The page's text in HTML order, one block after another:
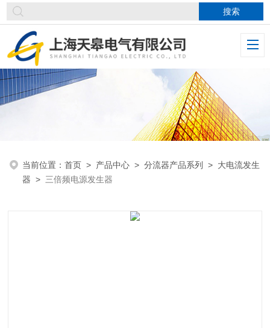
当前位置：首页 > 产品中心 >分流器产品系列 > 大电流发生
器 > 三倍频电源发生器